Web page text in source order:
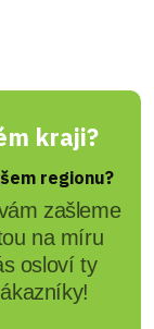
kraji?
regionu?
zašleme
na míru
osloví ty